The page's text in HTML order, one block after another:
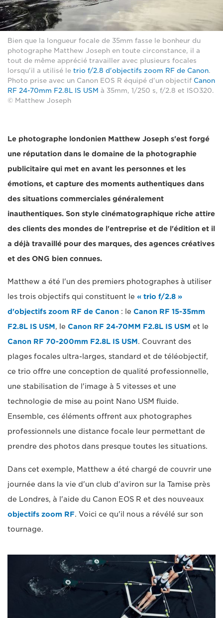
Bien que la longueur focale de 35mm fasse le bonheur du
photographe Matthew Joseph en toute circonstance, il a
tout de même apprécié travailler avec plusieurs focales
lorsqu'il a utilisé le trio f/2.8 d'objectifs zoom RF de Canon.
Photo prise avec un Canon EOS R équipé d'un objectif Canon
RF 24-70mm F2.8L IS USM à 35mm, 1/250 s, f/2.8 et ISO320.
© Matthew Joseph
Le photographe londonien Matthew Joseph s'est forgé
une réputation dans le domaine de la photographie
publicitaire qui met en avant les personnes et les
émotions, et capture des moments authentiques dans
des situations commerciales généralement
inauthentiques. Son style cinématographique riche attire
des clients des mondes de l'entreprise et de l'édition et il
a déjà travaillé pour des marques, des agences créatives
et des ONG bien connues.
Matthew a été l'un des premiers photographes à utiliser
les trois objectifs qui constituent le « trio f/2.8 »
d'objectifs zoom RF de Canon : le Canon RF 15-35mm
F2.8L IS USM, le Canon RF 24-70MM F2.8L IS USM et le
Canon RF 70-200mm F2.8L IS USM. Couvrant des
plages focales ultra-larges, standard et de téléobjectif,
ce trio offre une conception de qualité professionnelle,
une stabilisation de l'image à 5 vitesses et une
technologie de mise au point Nano USM fluide.
Ensemble, ces éléments offrent aux photographes
professionnels une distance focale leur permettant de
prendre des photos dans presque toutes les situations.
Dans cet exemple, Matthew a été chargé de couvrir une
journée dans la vie d'un club d'aviron sur la Tamise près
de Londres, à l'aide du Canon EOS R et des nouveaux
objectifs zoom RF. Voici ce qu'il nous a révélé sur son
tournage.